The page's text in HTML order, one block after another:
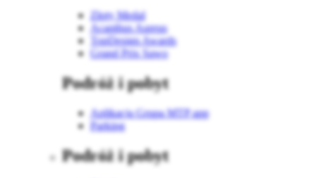
Złoty Medal
Acanthus Aureus
TopDesign Awards
Grand Prix Sawo
Podróż i pobyt
Aplikacja Grupa MTP app
Parking
Podróż i pobyt